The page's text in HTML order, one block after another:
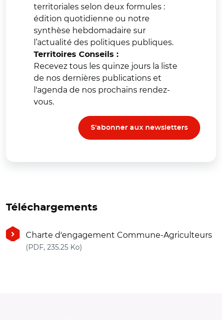
territoriales selon deux formules :
édition quotidienne ou notre
synthèse hebdomadaire sur
l’actualité des politiques publiques.
Territoires Conseils :
Recevez tous les quinze jours la liste
de nos dernières publications et
l'agenda de nos prochains rendez-
vous.
S'abonner aux newsletters
Téléchargements
Charte d'engagement Commune-Agriculteurs
(PDF, 235.25 Ko)